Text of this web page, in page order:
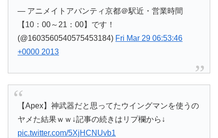
— アニメイトアバンティ京都＠駅近・営業時間
【10：00～21：00】です！
(@1603560540575453184) Fri Mar 29 06:53:46
+0000 2013
【Apex】神武器だと思ってたウイングマンを使うの
ヤメた結果ｗｗ↓記事の続きはリプ欄から↓
pic.twitter.com/5XjHCNUvb1